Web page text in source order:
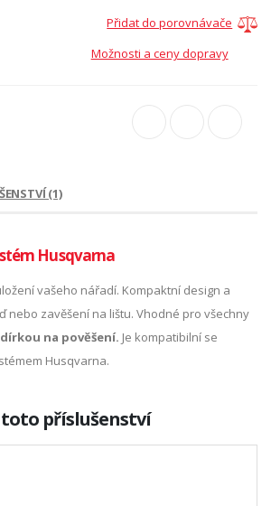
Přidat do porovnávače
Možnosti a ceny dopravy
(1)
Husqvarna
vašeho nářadí. Kompaktní design a
nebo zavěšení na lištu. Vhodné pro všechny
na pověšení. Je kompatibilní se
Husqvarna.
toto příslušenství